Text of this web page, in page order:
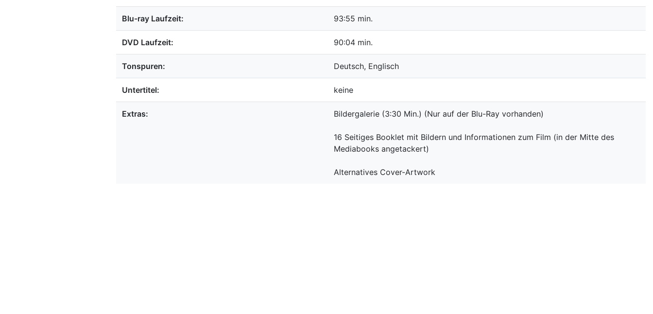
Blu-ray Laufzeit: 93:55 min.
DVD Laufzeit: 90:04 min.
Tonspuren: Deutsch, Englisch
Untertitel: keine
Extras: Bildergalerie (3:30 Min.) (Nur auf der Blu-Ray vorhanden)
16 Seitiges Booklet mit Bildern und Informationen zum Film (in der Mitte des
Mediabooks angetackert)
Alternatives Cover-Artwork